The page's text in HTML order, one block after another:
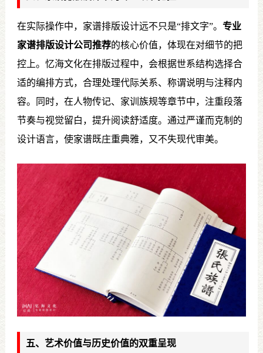
在实际操作中，家谱排版设计远不只是“排文字”。 专业
家谱排版设计公司推荐的核心价值，体现在对细节的把
控上。忆海文化在排版过程中，会根据世系结构选择合
适的编排方式，合理处理代际关系、称谓说明与注释内
容。同时，在人物传记、家训族规等章节中，注重段落
节奏与视觉留白，提升阅读舒适度。通过严谨而克制的
设计语言，使家谱既庄重典雅，又不失现代审美。
五、艺术价值与历史价值的双重呈现